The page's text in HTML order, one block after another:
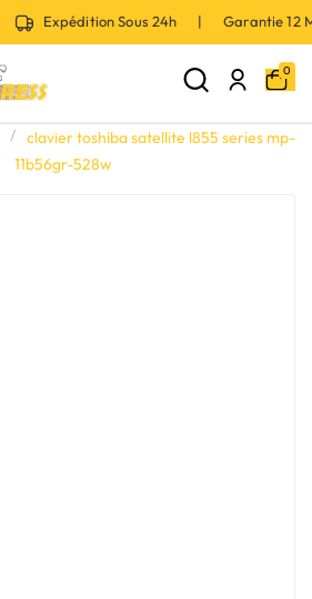
Expédition Sous 24h | Garantie
0
clavier toshiba satellite l855 series mp-
11b56gr-528w